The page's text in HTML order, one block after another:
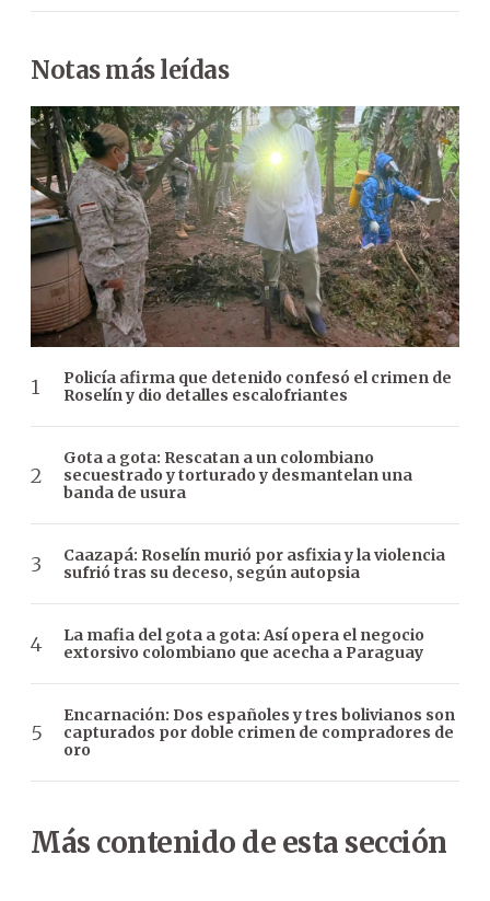
Notas más leídas
Policía afirma que detenido confesó el crimen de
Roselín y dio detalles escalofriantes
Gota a gota: Rescatan a un colombiano
secuestrado y torturado y desmantelan una
banda de usura
Caazapá: Roselín murió por asfixia y la violencia
sufrió tras su deceso, según autopsia
La mafia del gota a gota: Así opera el negocio
extorsivo colombiano que acecha a Paraguay
Encarnación: Dos españoles y tres bolivianos son
capturados por doble crimen de compradores de
oro
Más contenido de esta sección